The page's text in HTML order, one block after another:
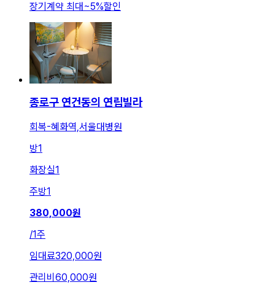
장기계약 최대 ~5%할인
종로구 연건동의 연립빌라
회복-혜화역,서울대병원
방1
화장실1
주방1
380,000원
/1주
임대료320,000원
관리비 60,000원